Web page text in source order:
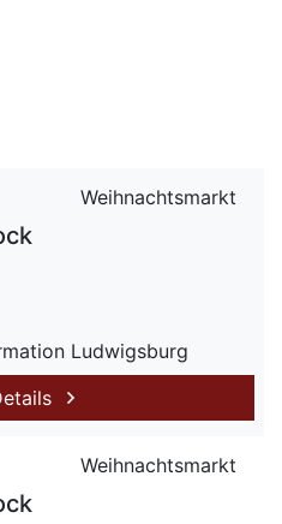
Weihnachtsmarkt
Ludwigsburg
Weihnachtsmarkt